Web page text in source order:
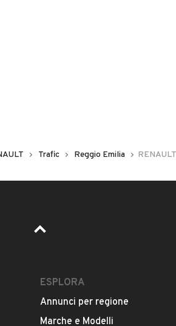
Pubblicità
Trafic Reggio Emilia
ESPLORA
Annunci per regione
Marche e Modelli